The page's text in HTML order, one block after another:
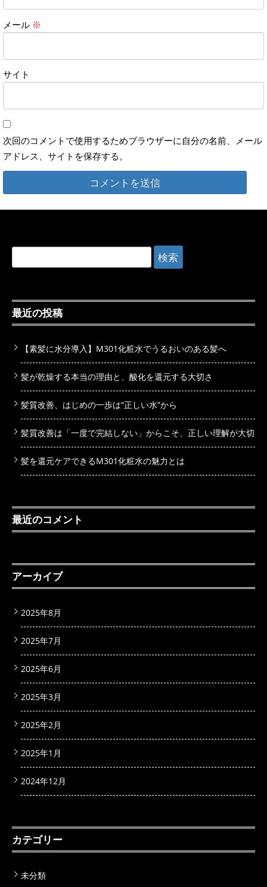
メール ※
サイト
次回のコメントで使用するためブラウザーに自分の名前、メール
アドレス、サイトを保存する。
索:
最近の投稿
【素髪に水分導入】M301化粧水でうるおいのある髪へ
髪が乾燥する本当の理由と、酸化を還元する大切さ
髪質改善、はじめの一歩は“正しい水”から
髪質改善は「一度で完結しない」からこそ、正しい理解が大切
髪を還元ケアできるM301化粧水の魅力とは
最近のコメント
アーカイブ
2025年8月
2025年7月
2025年6月
2025年3月
2025年2月
2025年1月
2024年12月
カテゴリー
未分類